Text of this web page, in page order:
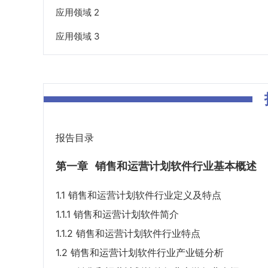
应用领域 2
应用领域 3
报告目录
第一章 销售和运营计划软件行业基本概述
1.1 销售和运营计划软件行业定义及特点
1.1.1 销售和运营计划软件简介
1.1.2 销售和运营计划软件行业特点
1.2 销售和运营计划软件行业产业链分析